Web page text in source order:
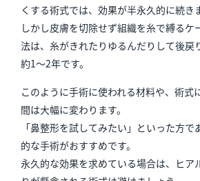
くする術式では、効果が半永久的に続き
しかし皮膚を切除せず組織を糸で縛るケ
法は、糸がきれたりゆるんだりして後戻
約1～2年です。
このように手術に使われる材料や、術式
間は大幅に変わります。
「鼻整形を試してみたい」といった方
的な手術がおすすめです。
永久的な効果を求めている場合は、ヒア